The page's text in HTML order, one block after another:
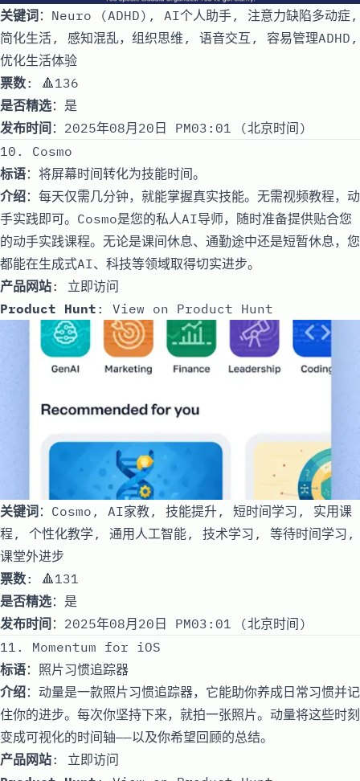
关键词：Neuro (ADHD), AI个人助手, 注意力缺陷多动症,
简化生活, 感知混乱，组织思维, 语音交互, 容易管理ADHD,
优化生活体验
票数: 🔺136
是否精选：是
发布时间 ：2025年08月20日 PM03:01 (北京时间)
10. Cosmo
标语：将屏幕时间转化为技能时间。
介绍：每天仅需几分钟，就能掌握真实技能。无需视频教程，动
手实践即可。Cosmo是您的私人AI导师，随时准备提供贴合您
的动手实践课程。无论是课间休息、通勤途中还是短暂休息，您
都能在生成式AI、科技等领域取得切实进步。
产品网站: 立即访问
Product Hunt : View on Product Hunt
关键词：Cosmo, AI家教, 技能提升, 短时间学习, 实用课
程, 个性化教学, 通用人工智能, 技术学习, 等待时间学习,
课堂外进步
票数: 🔺131
是否精选：是
发布时间 ：2025年08月20日 PM03:01 (北京时间)
11. Momentum for iOS
标语：照片习惯追踪器
介绍：动量是一款照片习惯追踪器，它能助你养成日常习惯并记
住你的进步。每次你坚持下来，就拍一张照片。动量将这些时刻
变成可视化的时间轴——以及你希望回顾的总结。
产品网站: 立即访问